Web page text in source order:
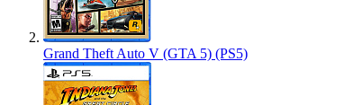
Grand Theft Auto V (GTA 5) (PS5)